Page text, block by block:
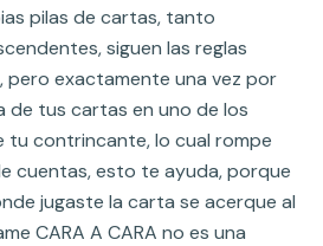
pilas de cartas, tanto
siguen las reglas
pero exactamente una vez por
de tus cartas en uno de los
contrincante, lo cual rompe
cuentas, esto te ayuda, porque
jugaste la carta se acerque al
CARA A CARA no es una